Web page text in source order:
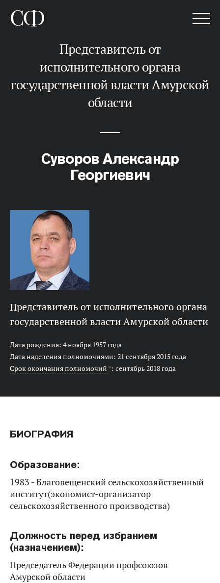
представитель от
исполнительного органа
государственной власти Амурской
области
Суворов Александр
Георгиевич
представитель от исполнительного органа
государственной власти Амурской области
Дата рождения: 4 ноября 1957 года
Дата наделения полномочиями: 21 сентября 2015 года
Срок окончания полномочий *: сентябрь 2018 года
БИОГРАФИЯ
Образование:
1983 - Благовещенский сельскохозяйственный
институт(экономист-организатор
сельскохозяйственного производства)
Должность перед избранием
(назначением):
Председатель Федерации профсоюзов
Амурской области